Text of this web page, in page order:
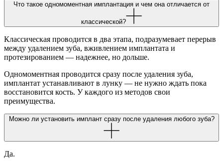
Что такое одномоментная имплантация и чем она отличается от
классической?
Классическая проводится в два этапа, подразумевает перерыв
между удалением зуба, вживлением имплантата и
протезированием — надежнее, но дольше.
Одномоментная проводится сразу после удаления зуба,
имплантат устанавливают в лунку — не нужно ждать пока
восстановится кость. У каждого из методов свои
преимущества.
Можно ли установить имплант сразу после удаления любого зуба?
Да.